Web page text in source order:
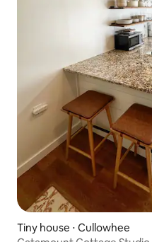
Tiny house ⋅ Cullowhee